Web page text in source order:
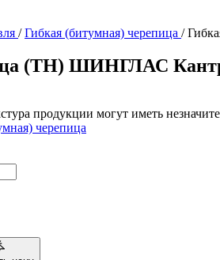
/ Гибкая (битумная) черепица /
(ТН) ШИНГЛАС
продукции могут иметь
черепица